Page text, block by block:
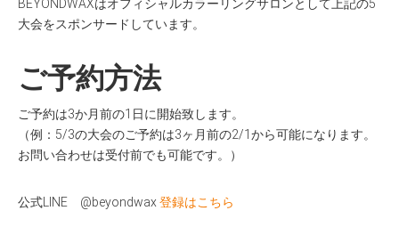
BEYONDWAXはオフィシャルカラーリングサロンとして上記の5
大会をスポンサードしています。
ご予約方法
ご予約は3か月前の1日に開始致します。
（例：5/3の大会のご予約は3ヶ月前の2/1から可能になります。
お問い合わせは受付前でも可能です。）
公式LINE @beyondwax登録はこちら